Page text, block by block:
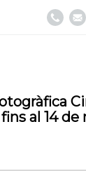
al 14 de